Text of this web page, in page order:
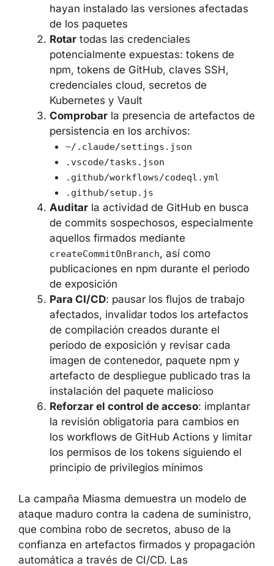
limpieza suficiente, ya que el malware incluye
mecanismos de ejecución en segundo plano y
persistencia en las herramientas del
desarrollador.
Aislartodos los hosts en los que se
hayan instalado las versiones
afectadas de los paquetes
Rotartodas las credenciales
potencialmente expuestas: tokens de
npm, tokens de GitHub, claves SSH,
credenciales cloud, secretos de
Kubernetes y Vault
Comprobarla presencia de artefactos
de persistencia en los archivos:
~/.claude/settings.json
.vscode/tasks.json
.github/workflows/codeql.yml
.github/setup.js
Auditarla actividad de GitHub en
busca de commits sospechosos,
especialmente aquellos firmados
mediantecreateCommitOnBranch, así
como publicaciones en npm durante el
periodo de exposición
Para CI/CD : pausar los flujos de trabajo
afectados, invalidar todos los
artefactos de compilación creados
durante el periodo de exposición y
revisar cada imagen de contenedor,
paquete npm y artefacto de despliegue
paquete malicioso
Reforzar el control de acceso :
implantar la revisión obligatoria para
cambios en los workflows de GitHub
Actions y limitar los permisos de los